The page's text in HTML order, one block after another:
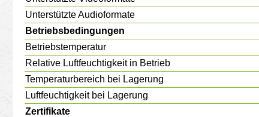
Unterstützte Audioformate
Betriebsbedingungen
Betriebstemperatur
Relative Luftfeuchtigkeit in Betrieb
Temperaturbereich bei Lagerung
Luftfeuchtigkeit bei Lagerung
Zertifikate